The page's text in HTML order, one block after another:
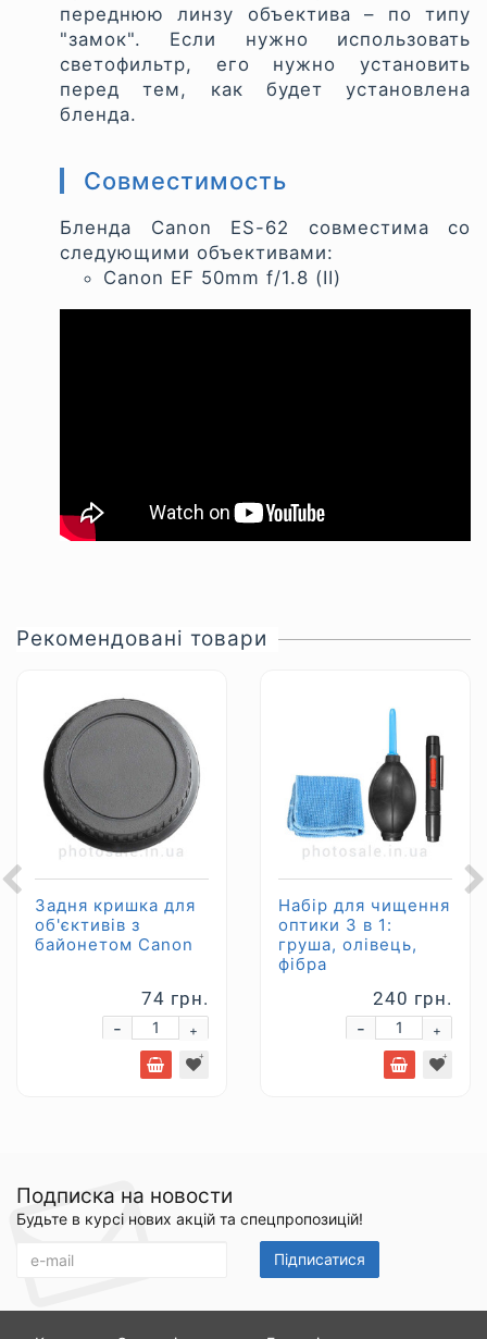
переднюю линзу объектива – по типу
"замок". Если нужно использовать
светофильтр, его нужно установить
перед тем, как будет установлена
бленда.
Совместимость
Бленда Canon ES-62 совместима со
следующими объективами:
Canon EF 50mm f/1.8 (II)
Рекомендовані товари
Задня кришка для
об'єктивів з
байонетом Canon
74 грн.
+
-
Набір для чищення
оптики 3 в 1:
груша, олівець,
фібра
240 грн.
+
-
Подписка на новости
Будьте в курсі нових акцій та спецпропозицій!
Підписатися